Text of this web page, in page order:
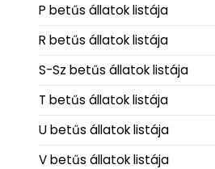
P betűs állatok listája
R betűs állatok listája
S-Sz betűs állatok listája
T betűs állatok listája
U betűs állatok listája
V betűs állatok listája